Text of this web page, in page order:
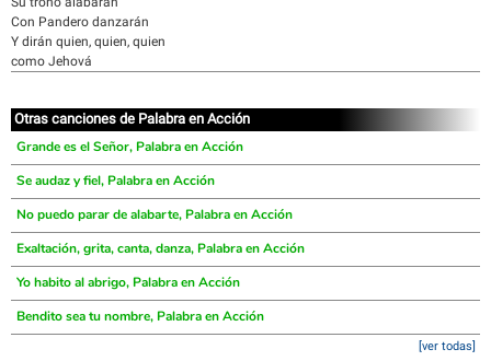
Con Pandero danzarán
Y dirán quien, quien, quien
como Jehová
Otras canciones de Palabra en Acción
Grande es el Señor, Palabra en Acción
Se audaz y fiel, Palabra en Acción
No puedo parar de alabarte, Palabra en Acción
Exaltación, grita, canta, danza, Palabra en Acción
Yo habito al abrigo, Palabra en Acción
Bendito sea tu nombre, Palabra en Acción
[ver todas]